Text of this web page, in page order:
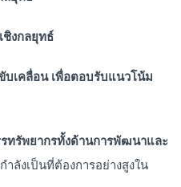
ชิงกลยุทธ์
เคลื่อน เพื่อตอบรับแนวโน้ม
ทรัพยากรทั้งด้านการพัฒนาและ
ำลังเป็นที่ต้องการอย่างสูงใน